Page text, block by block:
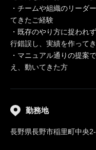
・チームや組織のリーダ
てきたご経験
・既存のやり方に捉われ
行錯誤し、実績を作って
・マニュアル通りの提案
え、動いてきた方
勤務地
長野県長野市稲里町中央